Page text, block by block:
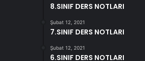
8.SINIF DERS NOTLARI
Şubat 12, 2021
7.SINIF DERS NOTLARI
Şubat 12, 2021
6.SINIF DERS NOTLARI